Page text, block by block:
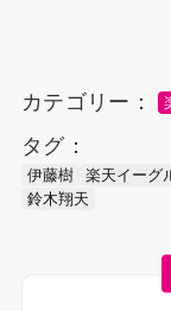
カテゴリー：
タグ：
伊藤樹 楽天イーグ
鈴木翔天